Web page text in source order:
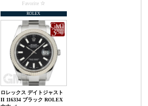
Favorite
ROLEX
ロレックス デイトジャスト
II 116334 ブラック ROLEX